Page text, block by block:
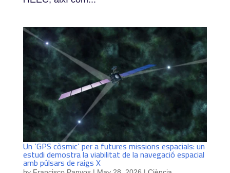
Un ‘GPS còsmic’ per a futures missions espacials: un
estudi demostra la viabilitat de la navegació espacial
amb púlsars de raigs X